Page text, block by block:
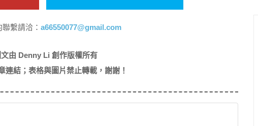
繫請洽： a66550077@gmail.com
由 Denny Li 創作版權所有
連結；表格與圖片禁止轉載，謝謝！